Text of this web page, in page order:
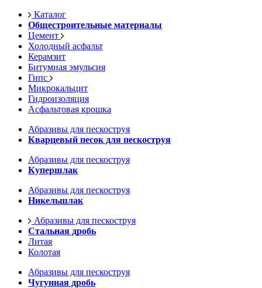
Каталог
Общестроительные материалы
Цемент
Холодный асфальт
Керамзит
Битумная эмульсия
Гипс
Микрокальцит
Гидроизоляция
Асфальтовая крошка
Абразивы для пескоструя
Кварцевый песок для пескоструя
Абразивы для пескоструя
Купершлак
Абразивы для пескоструя
Никельшлак
Абразивы для пескоструя
Стальная дробь
Литая
Колотая
Абразивы для пескоструя
Чугунная дробь